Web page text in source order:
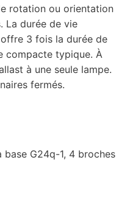
rotation ou orientation
La durée de vie
3 fois la durée de
compacte typique. À
à une seule lampe.
fermés.
base G24q-1, 4 broches